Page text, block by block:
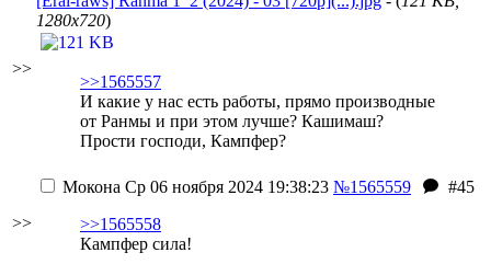
>>
1280x720)
>>1565557
И какие у нас есть работы, прямо производные
от Ранмы и при этом лучше? Кашимаш?
Прости господи, Кампфер?
>>
Мокона Ср 06 ноября 2024 19:38:23 №1565559
#45
>>1565558
Кампфер сила!